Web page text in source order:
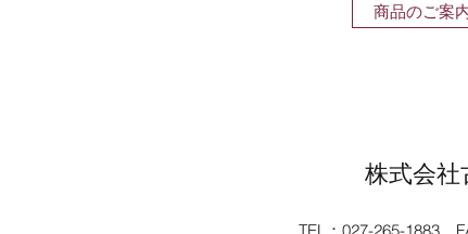
商品のご案
株式会社